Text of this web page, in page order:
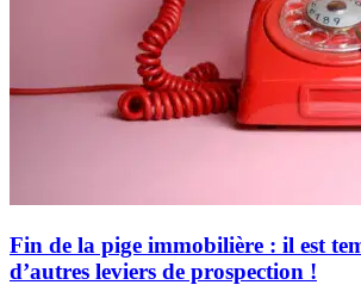
Fin de la pige immobilière : il est
d’autres leviers de prospection !